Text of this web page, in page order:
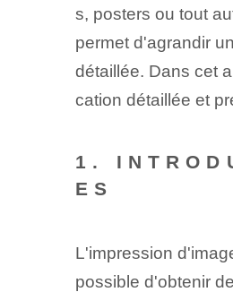
s, posters ou tout
permet d'agrandir
détaillée. Dans cet
cation détaillée et
1.
ES
L'impression
possible d'obtenir